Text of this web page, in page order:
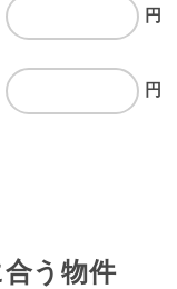
円
円
合う物件